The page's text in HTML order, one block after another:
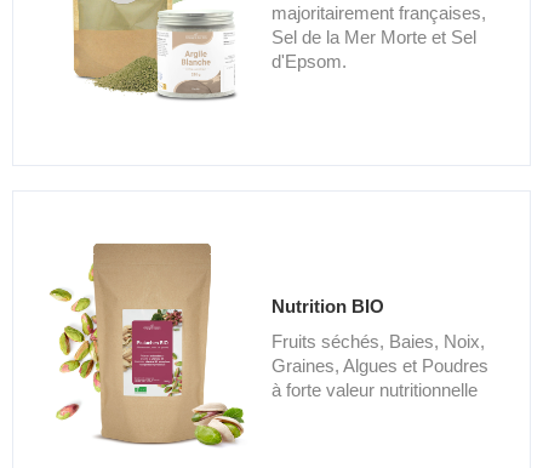
majoritairement françaises,
Sel de la Mer Morte et Sel
d'Epsom.
Nutrition BIO
Fruits séchés, Baies, Noix,
Graines, Algues et Poudres
à forte valeur nutritionnelle